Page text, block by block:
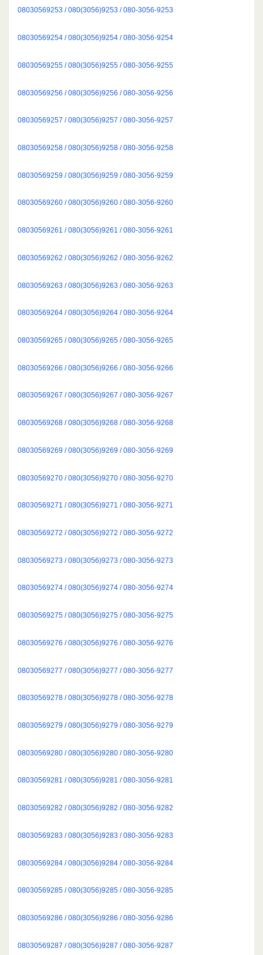
08030569253 / 080(3056)9253 / 080-3056-9253
08030569254 / 080(3056)9254 / 080-3056-9254
08030569255 / 080(3056)9255 / 080-3056-9255
08030569256 / 080(3056)9256 / 080-3056-9256
08030569257 / 080(3056)9257 / 080-3056-9257
08030569258 / 080(3056)9258 / 080-3056-9258
08030569259 / 080(3056)9259 / 080-3056-9259
08030569260 / 080(3056)9260 / 080-3056-9260
08030569261 / 080(3056)9261 / 080-3056-9261
08030569262 / 080(3056)9262 / 080-3056-9262
08030569263 / 080(3056)9263 / 080-3056-9263
08030569264 / 080(3056)9264 / 080-3056-9264
08030569265 / 080(3056)9265 / 080-3056-9265
08030569266 / 080(3056)9266 / 080-3056-9266
08030569267 / 080(3056)9267 / 080-3056-9267
08030569268 / 080(3056)9268 / 080-3056-9268
08030569269 / 080(3056)9269 / 080-3056-9269
08030569270 / 080(3056)9270 / 080-3056-9270
08030569271 / 080(3056)9271 / 080-3056-9271
08030569272 / 080(3056)9272 / 080-3056-9272
08030569273 / 080(3056)9273 / 080-3056-9273
08030569274 / 080(3056)9274 / 080-3056-9274
08030569275 / 080(3056)9275 / 080-3056-9275
08030569276 / 080(3056)9276 / 080-3056-9276
08030569277 / 080(3056)9277 / 080-3056-9277
08030569278 / 080(3056)9278 / 080-3056-9278
08030569279 / 080(3056)9279 / 080-3056-9279
08030569280 / 080(3056)9280 / 080-3056-9280
08030569281 / 080(3056)9281 / 080-3056-9281
08030569282 / 080(3056)9282 / 080-3056-9282
08030569283 / 080(3056)9283 / 080-3056-9283
08030569284 / 080(3056)9284 / 080-3056-9284
08030569285 / 080(3056)9285 / 080-3056-9285
08030569286 / 080(3056)9286 / 080-3056-9286
08030569287 / 080(3056)9287 / 080-3056-9287